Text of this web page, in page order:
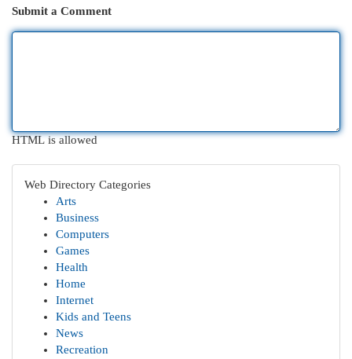
Submit a Comment
HTML is allowed
Web Directory Categories
Arts
Business
Computers
Games
Health
Home
Internet
Kids and Teens
News
Recreation